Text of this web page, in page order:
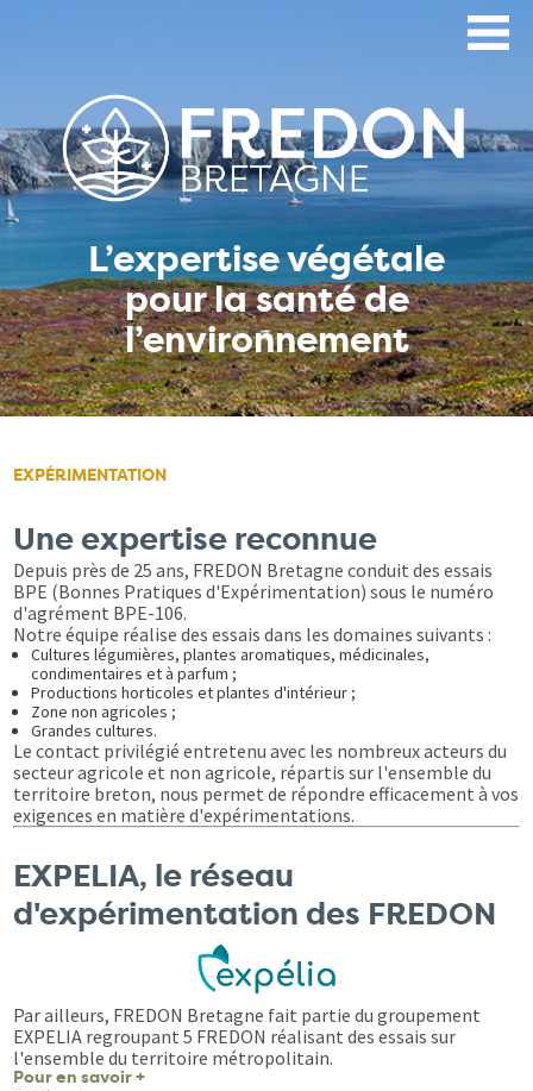
L’expertise végétale
pour la santé de
l’environnement
EXPÉRIMENTATION
Une expertise reconnue
Depuis près de 25 ans, FREDON Bretagne conduit des essais
BPE (Bonnes Pratiques d'Expérimentation) sous le numéro
d'agrément BPE-106.
Notre équipe réalise des essais dans les domaines suivants :
Cultures légumières, plantes aromatiques, médicinales,
condimentaires et à parfum ;
Productions horticoles et plantes d'intérieur ;
Zone non agricoles ;
Grandes cultures.
Le contact privilégié entretenu avec les nombreux acteurs du
secteur agricole et non agricole, répartis sur l'ensemble du
territoire breton, nous permet de répondre efficacement à vos
exigences en matière d'expérimentations.
EXPELIA, le réseau
d'expérimentation des FREDON
Par ailleurs, FREDON Bretagne fait partie du groupement
EXPELIA regroupant 5 FREDON réalisant des essais sur
l'ensemble du territoire métropolitain.
Pour en savoir +